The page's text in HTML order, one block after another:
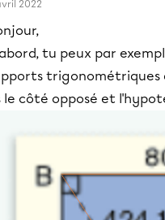
2022
tu peux par
trigonométriques
le côté opposé et